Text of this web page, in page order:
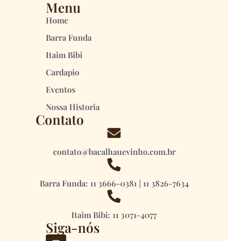
Menu
Home
Barra Funda
Itaim Bibi
Cardapio
Eventos
Nossa Historia
Contato
contato@bacalhauevinho.com.br
Barra Funda: 11 3666-0381 | 11 3826-7634
Itaim Bibi: 11 3071-4077
Siga-nós